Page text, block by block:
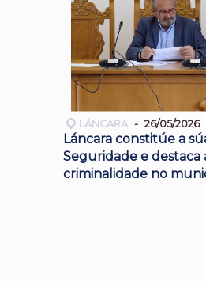
LÁNCARA 26/05/2026
Láncara constitúe a
Seguridade e destaca
criminalidade no